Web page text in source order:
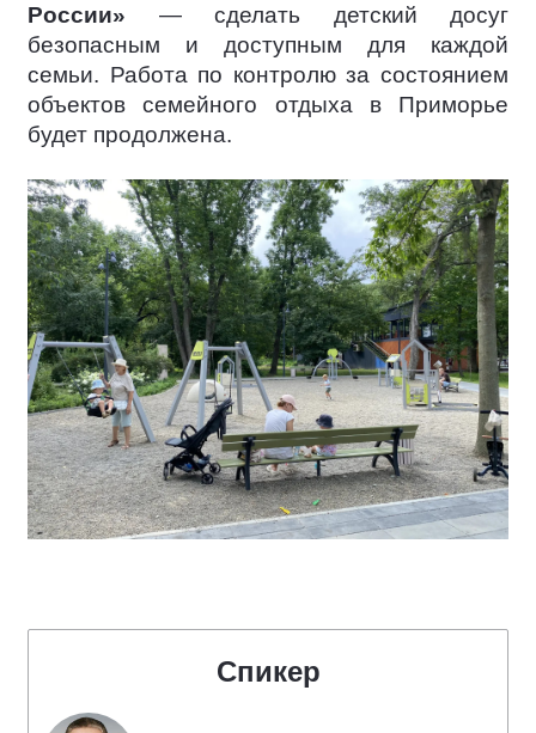
России» — сделать детский досуг
безопасным и доступным для каждой
семьи. Работа по контролю за состоянием
объектов семейного отдыха в Приморье
будет продолжена.
Спикер